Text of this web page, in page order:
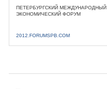
ПЕТЕРБУРГСКИЙ МЕЖДУНАРОДНЫЙ
ЭКОНОМИЧЕСКИЙ ФОРУМ
2012.FORUMSPB.COM